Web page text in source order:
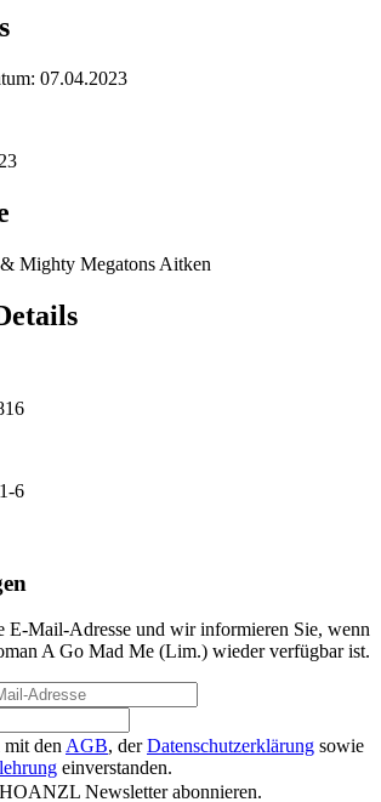
07.04.2023
Mighty Megatons Aitken
6
E-Mail-Adresse und wir informieren Sie, wenn
A Go Mad Me (Lim.) wieder verfügbar ist.
den AGB, derDatenschutzerklärung sowie
einverstanden.
Newsletter abonnieren.